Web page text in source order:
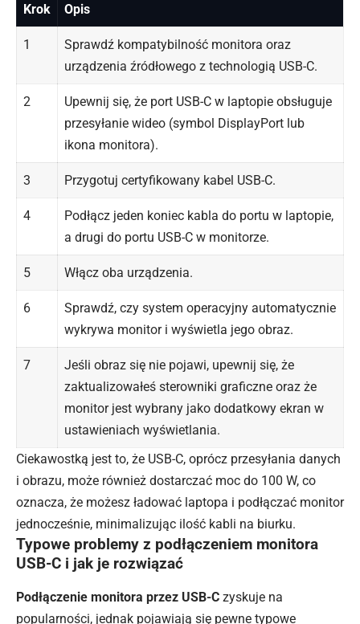
Krok
Opis
1
Sprawdź kompatybilność monitora oraz
urządzenia źródłowego z technologią USB-C.
2
Upewnij się, że port USB-C w laptopie obsługuje
przesyłanie wideo (symbol DisplayPort lub
ikona monitora).
3 Przygotuj certyfikowany kabel USB-C.
4
Podłącz jeden koniec kabla do portu w laptopie,
a drugi do portu USB-C w monitorze.
5 Włącz oba urządzenia.
6
Sprawdź, czy system operacyjny automatycznie
wykrywa monitor i wyświetla jego obraz.
7
Jeśli obraz się nie pojawi, upewnij się, że
zaktualizowałeś sterowniki graficzne oraz że
monitor jest wybrany jako dodatkowy ekran w
ustawieniach wyświetlania.
Ciekawostką jest to, że USB-C, oprócz przesyłania danych
i obrazu, może również dostarczać moc do 100 W, co
oznacza, że możesz ładować laptopa i podłączać monitor
jednocześnie, minimalizując ilość kabli na biurku.
Typowe problemy z podłączeniem monitora
USB-C i jak je rozwiązać
Podłączenie monitora przez USB-C zyskuje na
popularności, jednak pojawiają się pewne typowe